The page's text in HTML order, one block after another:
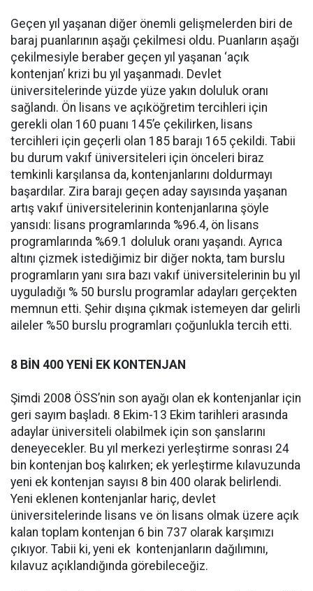
Geçen yıl yaşanan diğer önemli gelişmelerden biri de
baraj puanlarının aşağı çekilmesi oldu. Puanların aşağı
çekilmesiyle beraber geçen yıl yaşanan ‘açık
kontenjan’ krizi bu yıl yaşanmadı. Devlet
üniversitelerinde yüzde yüze yakın doluluk oranı
sağlandı. Ön lisans ve açıköğretim tercihleri için
gerekli olan 160 puanı 145’e çekilirken, lisans
tercihleri için geçerli olan 185 barajı 165 çekildi. Tabii
bu durum vakıf üniversiteleri için önceleri biraz
temkinli karşılansa da, kontenjanlarını doldurmayı
başardılar. Zira barajı geçen aday sayısında yaşanan
artış vakıf üniversitelerinin kontenjanlarına şöyle
yansıdı: lisans programlarında %96.4, ön lisans
programlarında %69.1 doluluk oranı yaşandı. Ayrıca
altını çizmek istediğimiz bir diğer nokta, tam burslu
programların yanı sıra bazı vakıf üniversitelerinin bu yıl
uyguladığı % 50 burslu programlar adayları gerçekten
memnun etti. Şehir dışına çıkmak istemeyen dar gelirli
aileler %50 burslu programları çoğunlukla tercih etti.
8 BİN 400 YENİ EK KONTENJAN
Şimdi 2008 ÖSS’nin son ayağı olan ek kontenjanlar için
geri sayım başladı. 8 Ekim-13 Ekim tarihleri arasında
adaylar üniversiteli olabilmek için son şanslarını
deneyecekler. Bu yıl merkezi yerleştirme sonrası 24
bin kontenjan boş kalırken; ek yerleştirme kılavuzunda
yeni ek kontenjan sayısı 8 bin 400 olarak belirlendi.
Yeni eklenen kontenjanlar hariç, devlet
üniversitelerinde lisans ve ön lisans olmak üzere açık
kalan toplam kontenjan 6 bin 737 olarak karşımızı
çıkıyor. Tabii ki, yeni ek kontenjanların dağılımını,
kılavuz açıklandığında görebileceğiz.